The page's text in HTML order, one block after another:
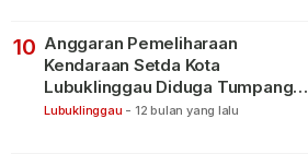
10 Anggaran Pemeliharaan
Kendaraan Setda Kota
Lubuklinggau Diduga Tumpang
Tindih
Lubuklinggau - 12 bulan yang lalu